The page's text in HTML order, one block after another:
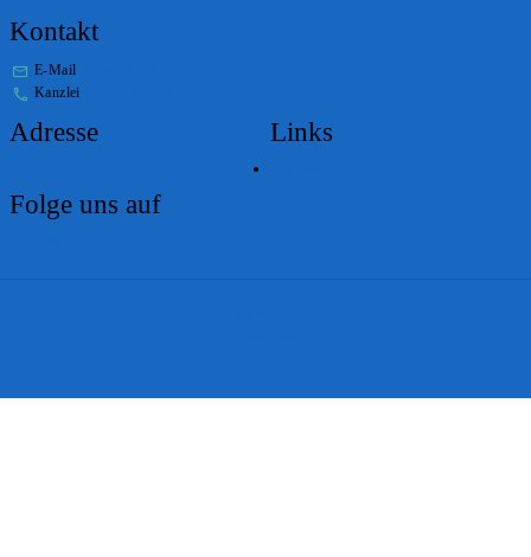
Kontakt
E-Mail
Kanzlei
Adresse Links
Folge uns auf